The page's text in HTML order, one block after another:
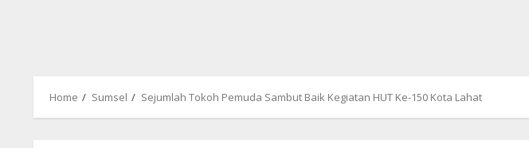
Home Sumsel Sejumlah Tokoh Pemuda Sambut Baik Kegiatan HUT Ke-150 Kota Lahat